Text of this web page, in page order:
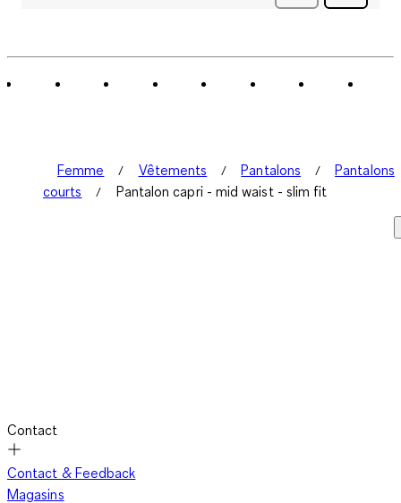
Femme Vêtements Pantalons
Pantalons
courts
Pantalon capri - mid waist - slim fit
Contact
Contact & Feedback
Magasins